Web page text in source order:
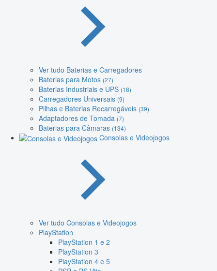
Ver tudo Baterias e Carregadores
Baterias para Motos (27)
Baterias Industriais e UPS (18)
Carregadores Universais (9)
Pilhas e Baterias Recarregáveis (39)
Adaptadores de Tomada (7)
Baterias para Câmaras (134)
Consolas e Videojogos
Ver tudo Consolas e Videojogos
PlayStation
PlayStation 1 e 2
PlayStation 3
PlayStation 4 e 5